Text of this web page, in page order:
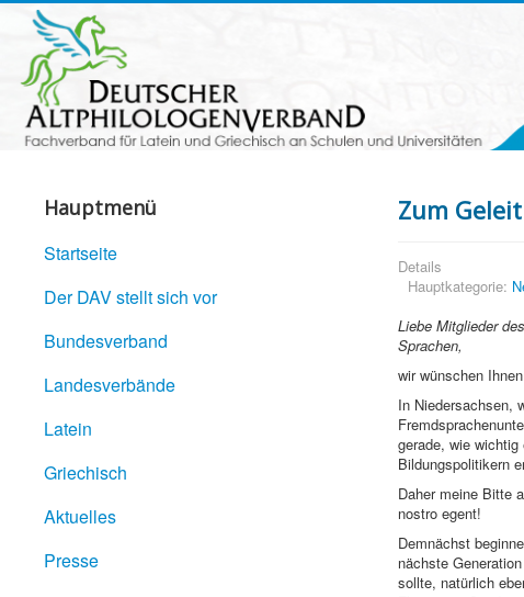
Hauptmenü
Startseite
Der DAV stellt sich vor
Bundesverband
Landesverbände
Latein
Griechisch
Aktuelles
Presse
Zum Geleit
Details
Hauptkategorie:
Liebe Mitglieder
Sprachen,
wir wünschen
In Niedersachsen,
gerade, wie
Bildungspolitikern
Daher meine Bitte
nostro egent!
Demnächst
nächste
sollte, natürlich